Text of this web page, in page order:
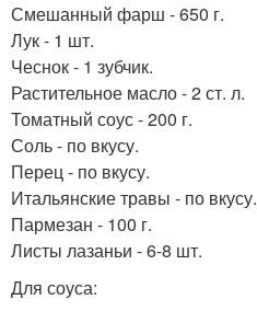
Смешанный фарш - 650 г.
Лук - 1 шт.
Чеснок - 1 зубчик.
Растительное масло - 2 ст. л.
Томатный соус - 200 г.
Соль - по вкусу.
Перец - по вкусу.
Итальянские травы - по вкусу.
Пармезан - 100 г.
Листы лазаньи - 6-8 шт.
Для соуса: